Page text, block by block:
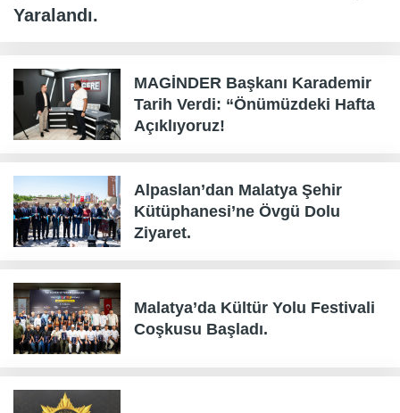
Yaralandı.
MAGİNDER Başkanı Karademir
Tarih Verdi: “Önümüzdeki Hafta
Açıklıyoruz!
Alpaslan’dan Malatya Şehir
Kütüphanesi’ne Övgü Dolu
Ziyaret.
Malatya’da Kültür Yolu Festivali
Coşkusu Başladı.